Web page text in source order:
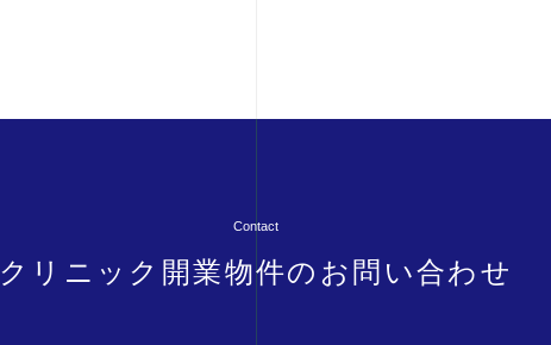
Contact
クリニック開業物件のお問い合わせ